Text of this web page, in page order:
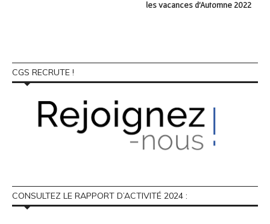
les vacances d’Automne 2022
CGS RECRUTE !
CONSULTEZ LE RAPPORT D’ACTIVITÉ 2024 :